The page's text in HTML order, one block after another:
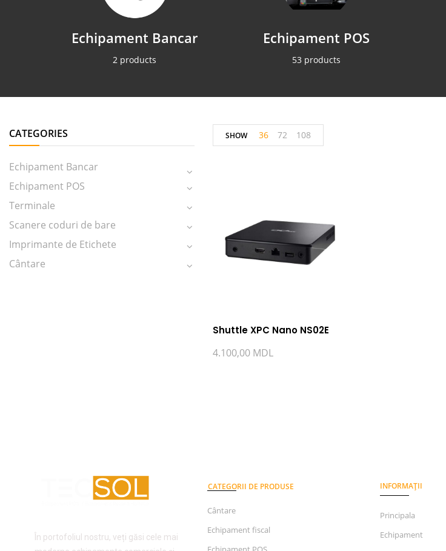
Echipament Bancar
2 products
Echipament POS
53 products
CATEGORIES
Echipament Bancar
Echipament POS
Terminale
Scanere coduri de bare
Imprimante de Etichete
Cântare
SHOW 36 72 108
Shuttle XPC Nano NS02E
4.100,00 MDL
În portofoliul nostru, veți găsi cele mai
CATEGORII DE PRODUSE
Cântare
Echipament fiscal
INFORMAȚII
Principala
Echipament